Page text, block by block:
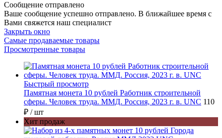
Сообщение отправлено
Ваше сообщение успешно отправлено. В ближайшее время с
Вами свяжется наш специалист
Закрыть окно
Самые продаваемые товары
Просмотренные товары
Быстрый просмотр
Памятная монета 10 рублей Работник строительной
сферы. Человек труда. ММД. Россия, 2023 г. в. UNC 110
₽ / шт
Хит продаж